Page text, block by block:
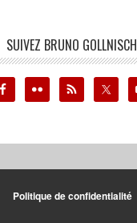
SUIVEZ BRUNO GOLLNISCH
Politique de confidentialité